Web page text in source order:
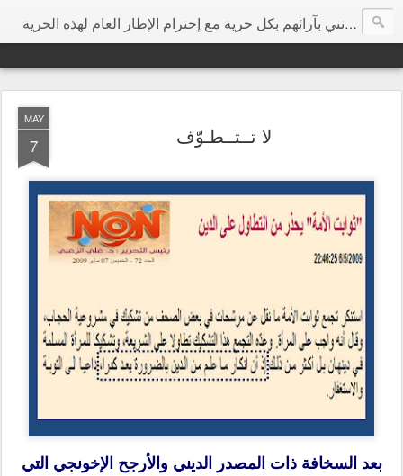
هي مساحة إرتأيت أن تكون مخصصة للتعبير عن الرأي بحرية مطلقة ودون تجريح شخصي، وأتمنى من كل الزوار الكرام أن يفيدونني بآرائهم بكل حرية مع إحترام الإطار العام لهذه الحرية
MAY
7 لا تــتــطـوّف
بعد السخافة ذات المصدر الديني والأرجح الإخونجي التي